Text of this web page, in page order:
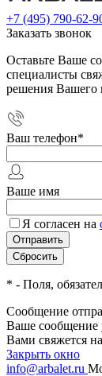
+7 (495) 790-62-
Заказать звонок
Оставьте Ваше
специалисты
решения Вашего
Ваш телефон*
Ваше имя
Я согласен на
* - Поля,
Сообщение
Ваше сообщение
Вами свяжется
Закрыть окно
info@arbalet.ru